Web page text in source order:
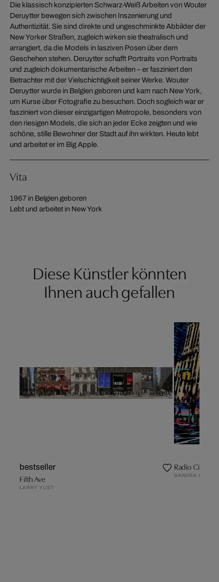
Die klassisch konzipierten Schwarz-Weiß Arbeiten von Wouter
Deruytter bewegen sich zwischen Inszenierung und
Authentizität. Sie sind direkte und ungeschminkte Abbilder der
New Yorker Straßen, zugleich wirken sie theatralisch und
arrangiert, da die Models in lasziven Posen über dem
Geschehen stehen. Deruytter schafft Portraits von Portraits
und zugleich dokumentarische Arbeiten – er fasziniert den
Betrachter mit der Vielschichtigkeit seiner Werke. Wouter
Deruytter wurde in Belgien geboren und kam nach New York,
um Kurse über Fotografie zu besuchen. Doch sogleich war er
fasziniert von dieser einzigartigen Metropole, besonders von
den riesigen Models, die sich an jeder Ecke zeigten und wie
schöne, stille Bewohner der Stadt auf ihn wirkten. Heute lebt
und arbeitet er im Big Apple.
Vita
1967 in Belgien geboren
Lebt und arbeitet in New York
Diese Künstler könnten
Ihnen auch gefallen
bestseller
Fifth Ave
LARRY YUST
Radio City Hall
SANDRA RAUCH